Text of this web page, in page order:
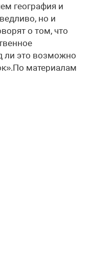
география и
но и
о том, что
ли это возможно
материалам